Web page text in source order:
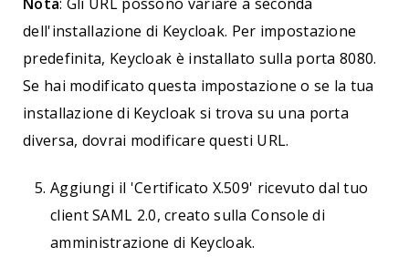
dell'installazione di Keycloak. Per impostazione
predefinita, Keycloak è installato sulla porta 8080.
Se hai modificato questa impostazione o se la tua
installazione di Keycloak si trova su una porta
diversa, dovrai modificare questi URL.
Aggiungi il 'Certificato X.509' ricevuto dal tuo
client SAML 2.0, creato sulla Console di
amministrazione di Keycloak.